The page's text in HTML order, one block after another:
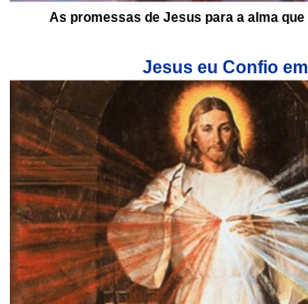
As promessas de Jesus para a alma
Jesus eu Confio